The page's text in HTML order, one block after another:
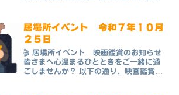
ゴ！』と大きな声で盛り上げてくれて楽
しいビンゴ大会を終える事が...
居場所イベント 令和７年１０月
２５日
🎬 居場所イベント 映画鑑賞のお知らせ
皆さまへ心温まるひとときをご一緒に過
ごしませんか？ 以下の通り、映画鑑賞会